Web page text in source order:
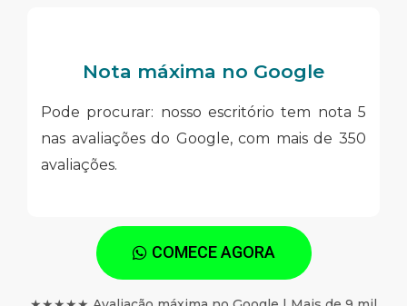
Nota máxima no Google
Pode procurar: nosso escritório tem nota 5
nas avaliações do Google, com mais de 350
avaliações.
COMECE AGORA